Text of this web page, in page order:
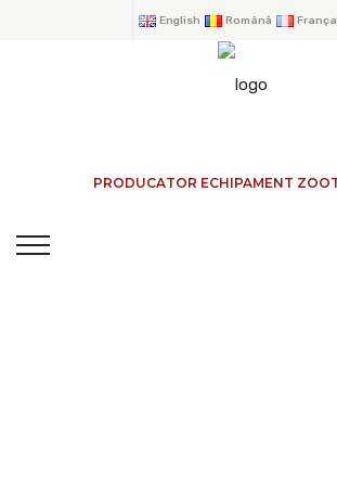
English Română
PRODUCATOR ECHIPAMENT